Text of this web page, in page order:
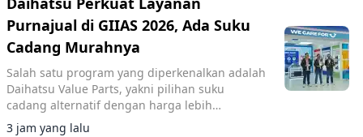
Purnajual di GIIAS 2026, Ada Suku
Cadang Murahnya
Salah satu program yang diperkenalkan adalah
Daihatsu Value Parts, yakni pilihan suku
cadang alternatif dengan harga lebih
terjangkau.
3 jam yang lalu